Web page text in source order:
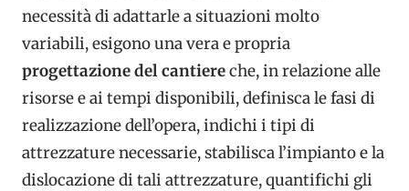
necessità di adattarle a situazioni molto
variabili, esigono una vera e propria
progettazione del cantiereche, in relazione alle
risorse e ai tempi disponibili, definisca le fasi di
realizzazione dell’opera, indichi i tipi di
attrezzature necessarie, stabilisca l’impianto e la
dislocazione di tali attrezzature, quantifichi gli